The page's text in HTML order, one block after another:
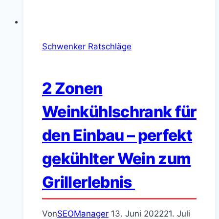
Schwenker Ratschläge
2 Zonen
Weinkühlschrank für
den Einbau – perfekt
gekühlter Wein zum
Grillerlebnis
VonSEOManager 13. Juni 202221. Juli